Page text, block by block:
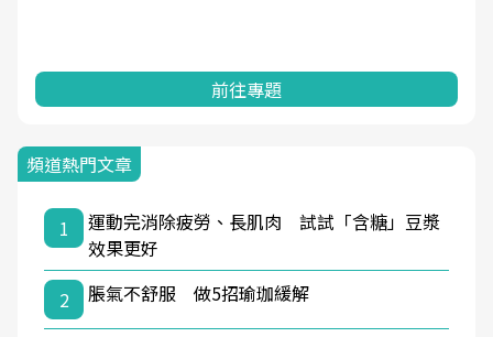
前往專題
頻道熱門文章
1
運動完消除疲勞、長肌肉 試試「含糖」豆漿
效果更好
2
脹氣不舒服 做5招瑜珈緩解